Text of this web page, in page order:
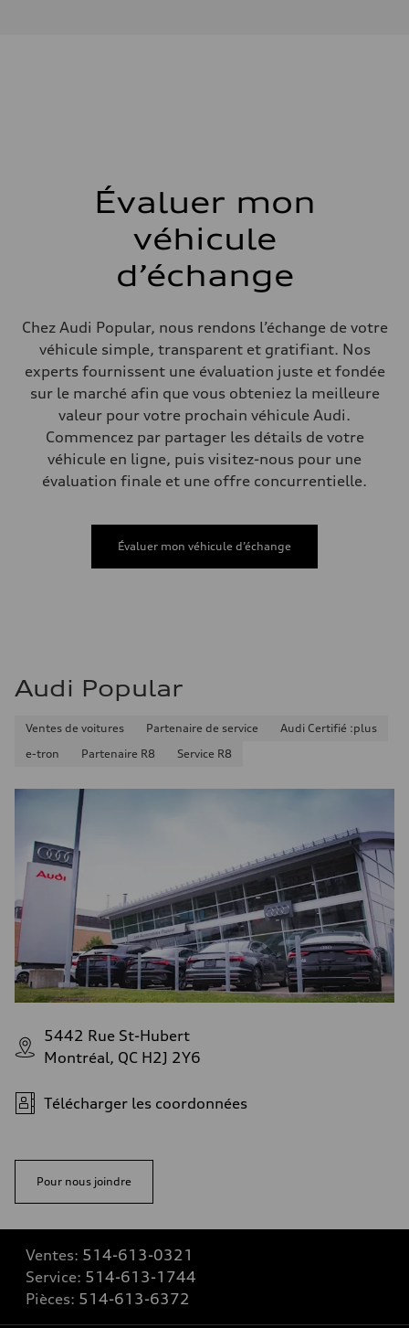
5-link independent with stabilizer bar
Système de freinage
Poids
Poids brut admissible
Volumes
Compartiment à bagages
Réservoir de carburant (approx.)
Données de rendement
Vitesse de pointe
Consommation de carburant
Évaluer mon
véhicule
d’échange
Chez Audi Popular, nous rendons l’échange de votre
véhicule simple, transparent et gratifiant. Nos
experts fournissent une évaluation juste et fondée
sur le marché afin que vous obteniez la meilleure
valeur pour votre prochain véhicule Audi.
Commencez par partager les détails de votre
véhicule en ligne, puis visitez-nous pour une
évaluation finale et une offre concurrentielle.
Évaluer mon véhicule d’échange
Audi Popular
Ventes de voitures Partenaire de service
Audi Certifié :plus
e-tron
Partenaire R8 Service R8
5442 Rue St-Hubert
Montréal, QC H2J 2Y6
Télécharger les coordonnées
Pour nous joindre
Ventes: 514-613-0321
Service: 514-613-1744
Pièces: 514-613-6372